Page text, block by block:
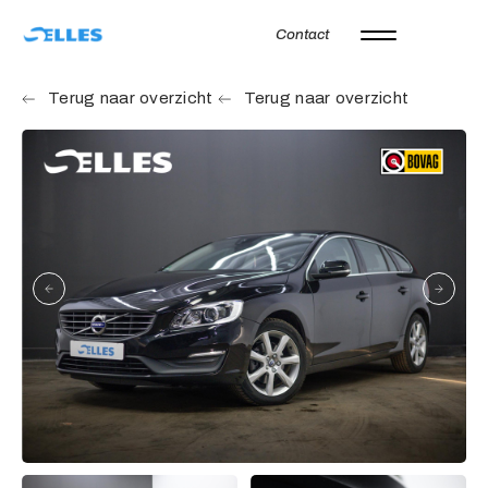
Contact
Home
Aanbod
Autoverhuur
Werkplaats
Over ons
Verkocht
Vacatures
Terug naar overzicht Terug naar overzicht